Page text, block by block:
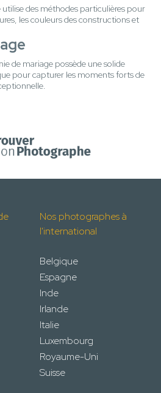
des méthodes particulières pour
les couleurs des constructions et
de mariage possède une solide
pour capturer les moments forts de
Nos photographes à
l'international
Belgique
Espagne
Inde
Irlande
Italie
Luxembourg
Royaume-Uni
Suisse